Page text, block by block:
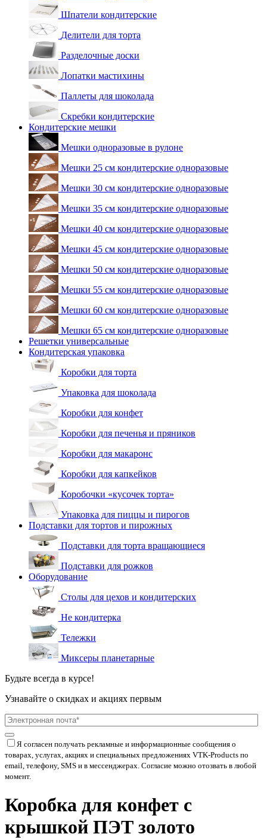
Шпатели кондитерские
Делители для торта
Разделочные доски
Лопатки мастихины
Паллеты для шоколада
Скребки кондитерские
Кондитерские мешки
Мешки одноразовые в рулоне
Мешки 25 см кондитерские одноразовые
Мешки 30 см кондитерские одноразовые
Мешки 35 см кондитерские одноразовые
Мешки 40 см кондитерские одноразовые
Мешки 45 см кондитерские одноразовые
Мешки 50 см кондитерские одноразовые
Мешки 55 см кондитерские одноразовые
Мешки 60 см кондитерские одноразовые
Мешки 65 см кондитерские одноразовые
Решетки универсальные
Кондитерская упаковка
Коробки для торта
Упаковка для шоколада
Коробки для конфет
Коробки для печенья и пряников
Коробки для макаронс
Коробки для капкейков
Коробочки «кусочек торта»
Упаковка для пиццы и пирогов
Подставки для тортов и пирожных
Подставки для торта вращающиеся
Подставки для рожков
Оборудование
Столы для цехов и кондитерских
Не кондитерка
Тележки
Миксеры планетарные
Будьте всегда в курсе!
Узнавайте о скидках и акциях первым
Я согласен получать рекламные и информационные сообщения о
товарах, услугах, акциях и специальных предложениях VTK-Products по
email, телефону, SMS и в мессенджерах. Согласие можно отозвать в любой
момент.
Коробка для конфет с
крышкой ПЭТ золото